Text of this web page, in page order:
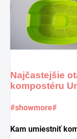
Najčastejšie
kompostéru
#showmore#
Kam umiestniť